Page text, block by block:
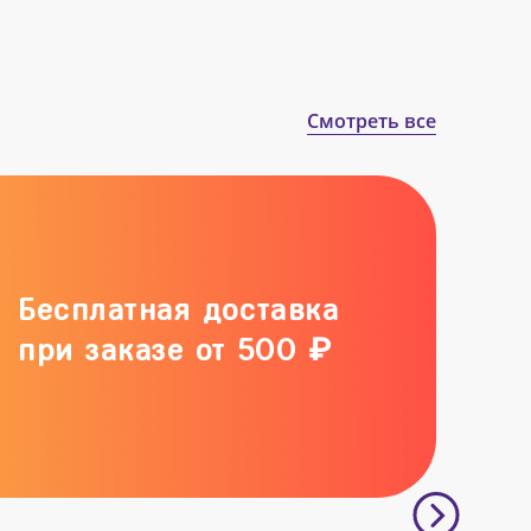
Смотреть все
Бесплатная доставка
при заказе от 500 ₽